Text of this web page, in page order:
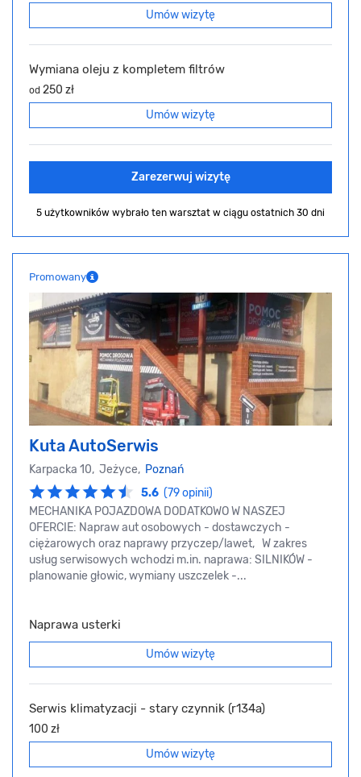
Umów wizytę
Wymiana oleju z kompletem filtrów
od 250 zł
Umów wizytę
Zarezerwuj wizytę
5 użytkowników wybrało ten warsztat w ciągu ostatnich 30 dni
Promowany
Kuta AutoSerwis
Karpacka 10, Jeżyce, Poznań
5.6 (79 opinii)
MECHANIKA POJAZDOWA DODATKOWO W NASZEJ
OFERCIE: Napraw aut osobowych - dostawczych -
ciężarowych oraz naprawy przyczep/lawet, W zakres
usług serwisowych wchodzi m.in. naprawa: SILNIKÓW -
planowanie głowic, wymiany uszczelek -...
Naprawa usterki
Umów wizytę
Serwis klimatyzacji - stary czynnik (r134a)
100 zł
Umów wizytę